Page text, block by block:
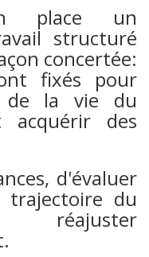
place un
structuré
concertée:
fixés pour
de la vie du
des
d'évaluer
du